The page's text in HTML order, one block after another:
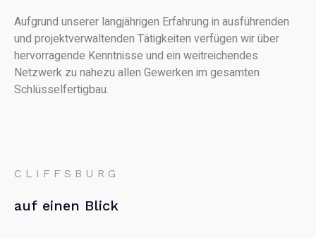
Aufgrund unserer langjährigen Erfahrung in ausführenden
und projektverwaltenden Tätigkeiten verfügen wir über
hervorragende Kenntnisse und ein weitreichendes
Netzwerk zu nahezu allen Gewerken im gesamten
Schlüsselfertigbau.
CLIFFSBURG
auf einen Blick